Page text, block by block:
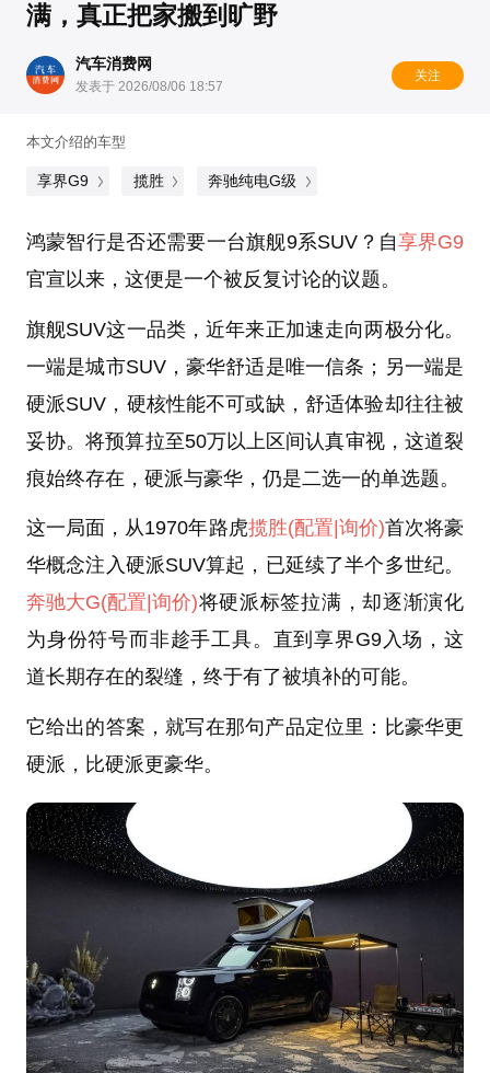
满，真正把家搬到旷野
汽车消费网
发表于 2026/08/06 18:57
关注
本文介绍的车型
享界G9 揽胜 奔驰纯电G级
鸿蒙智行是否还需要一台旗舰9系SUV？自享界G9
官宣以来，这便是一个被反复讨论的议题。
旗舰SUV这一品类，近年来正加速走向两极分化。
一端是城市SUV，豪华舒适是唯一信条；另一端是
硬派SUV，硬核性能不可或缺，舒适体验却往往被
妥协。将预算拉至50万以上区间认真审视，这道裂
痕始终存在，硬派与豪华，仍是二选一的单选题。
这一局面，从1970年路虎揽胜(配置 |询价)首次将豪
华概念注入硬派SUV算起，已延续了半个多世纪。
奔驰大G(配置 |询价)将硬派标签拉满，却逐渐演化
为身份符号而非趁手工具。直到享界G9入场，这
道长期存在的裂缝，终于有了被填补的可能。
它给出的答案，就写在那句产品定位里：比豪华更
硬派，比硬派更豪华。